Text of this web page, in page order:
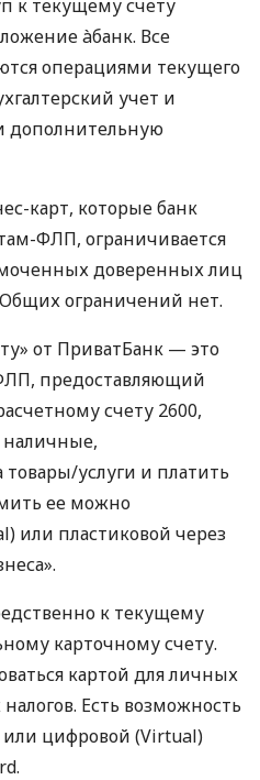
к текущему счету
àбанк. Все
операциями текущего
учет и
дополнительную
карт, которые банк
ФЛП, ограничивается
доверенных лиц
ограничений нет.
от ПриватБанк — это
предоставляющий
счету 2600,
наличные,
товары/услуги и платить
ее можно
или пластиковой через
к текущему
карточному счету.
картой для личных
Есть возможность
или цифровой (Virtual)